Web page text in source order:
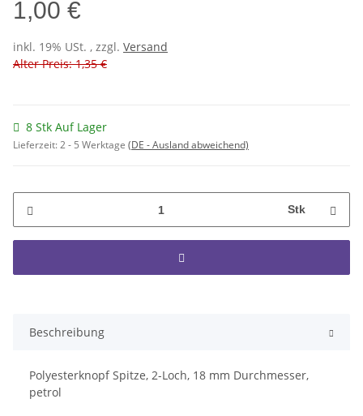
1,00 €
inkl. 19% USt. , zzgl. Versand
Alter Preis: 1,35 €
8 Stk Auf Lager
Lieferzeit:2 - 5 Werktage (DE - Ausland abweichend)
Stk
Beschreibung
Polyesterknopf Spitze, 2-Loch, 18 mm Durchmesser,
petrol